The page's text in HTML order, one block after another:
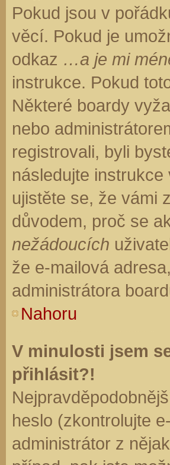
Pokud jsou v
věcí. Pokud je
odkaz …a je mi
instrukce. Pokud
Některé boardy
nebo
registrovali, byli
následujte
ujistěte se, že vámi
důvodem, proč se
nežádoucích
že e-mailová
administrátora
Nahoru
V minulosti jsem
přihlásit?!
heslo (zkontrolujte
administrátor z